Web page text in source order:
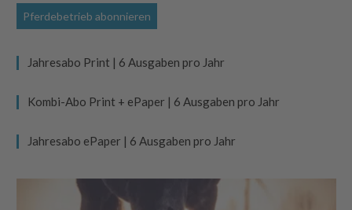
Pferdebetrieb abonnieren
Jahresabo Print | 6 Ausgaben pro Jahr
Kombi-Abo Print + ePaper | 6 Ausgaben pro Jahr
Jahresabo ePaper | 6 Ausgaben pro Jahr